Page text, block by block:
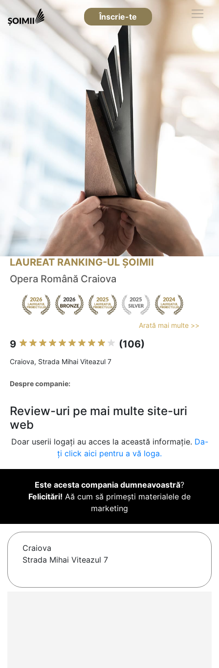
Înscrie-te
LAUREAT RANKING-UL ȘOIMII
Opera Română Craiova
Arată mai multe >>
9 (106)
Craiova, Strada Mihai Viteazul 7
Despre companie:
Review-uri pe mai multe site-uri
web
Doar userii logați au acces la această informație. Da-
ți click aici pentru a vă loga.
Este acesta compania dumneavoastră?
Felicitări! Aă cum să primești materialele de
marketing
Craiova
Strada Mihai Viteazul 7